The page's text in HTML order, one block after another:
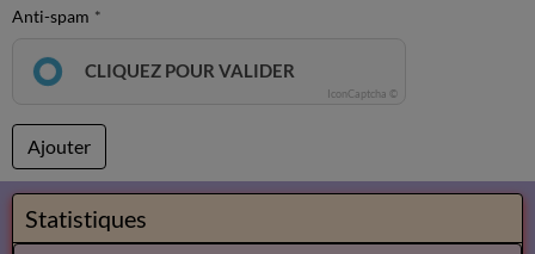
Anti-spam
CLIQUEZ POUR VALIDER
IconCaptcha ©
Ajouter
Statistiques